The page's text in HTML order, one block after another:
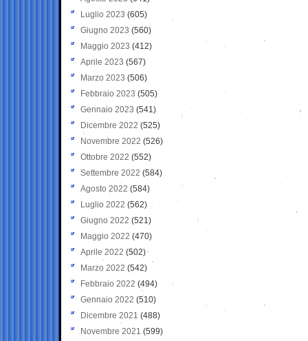
Luglio 2023 (605)
Giugno 2023 (560)
Maggio 2023 (412)
Aprile 2023 (567)
Marzo 2023 (506)
Febbraio 2023 (505)
Gennaio 2023 (541)
Dicembre 2022 (525)
Novembre 2022 (526)
Ottobre 2022 (552)
Settembre 2022 (584)
Agosto 2022 (584)
Luglio 2022 (562)
Giugno 2022 (521)
Maggio 2022 (470)
Aprile 2022 (502)
Marzo 2022 (542)
Febbraio 2022 (494)
Gennaio 2022 (510)
Dicembre 2021 (488)
Novembre 2021 (599)